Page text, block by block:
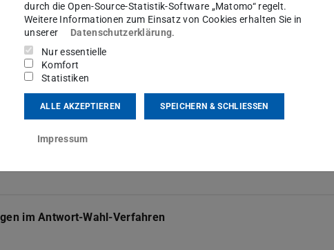
im Antwort-Wahl-Verfahren
durch die Open-Source-Statistik-Software „Matomo“ regelt.
Weitere Informationen zum Einsatz von Cookies erhalten Sie in
unserer
Datenschutzerklärung.
Nur essentielle
Komfort
Statistiken
ALLE AKZEPTIEREN SPEICHERN & SCHLIESSEN
Impressum